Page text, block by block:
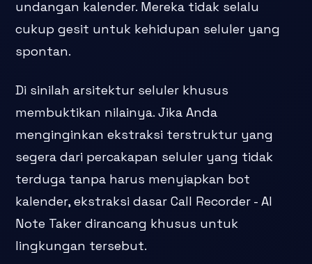
undangan kalender. Mereka tidak selalu
cukup gesit untuk kehidupan seluler yang
spontan.
Di sinilah arsitektur seluler khusus
membuktikan nilainya. Jika Anda
menginginkan ekstraksi terstruktur yang
segera dari percakapan seluler yang tidak
terduga tanpa harus menyiapkan bot
kalender, ekstraksi dasar Call Recorder - AI
Note Taker dirancang khusus untuk
lingkungan tersebut.